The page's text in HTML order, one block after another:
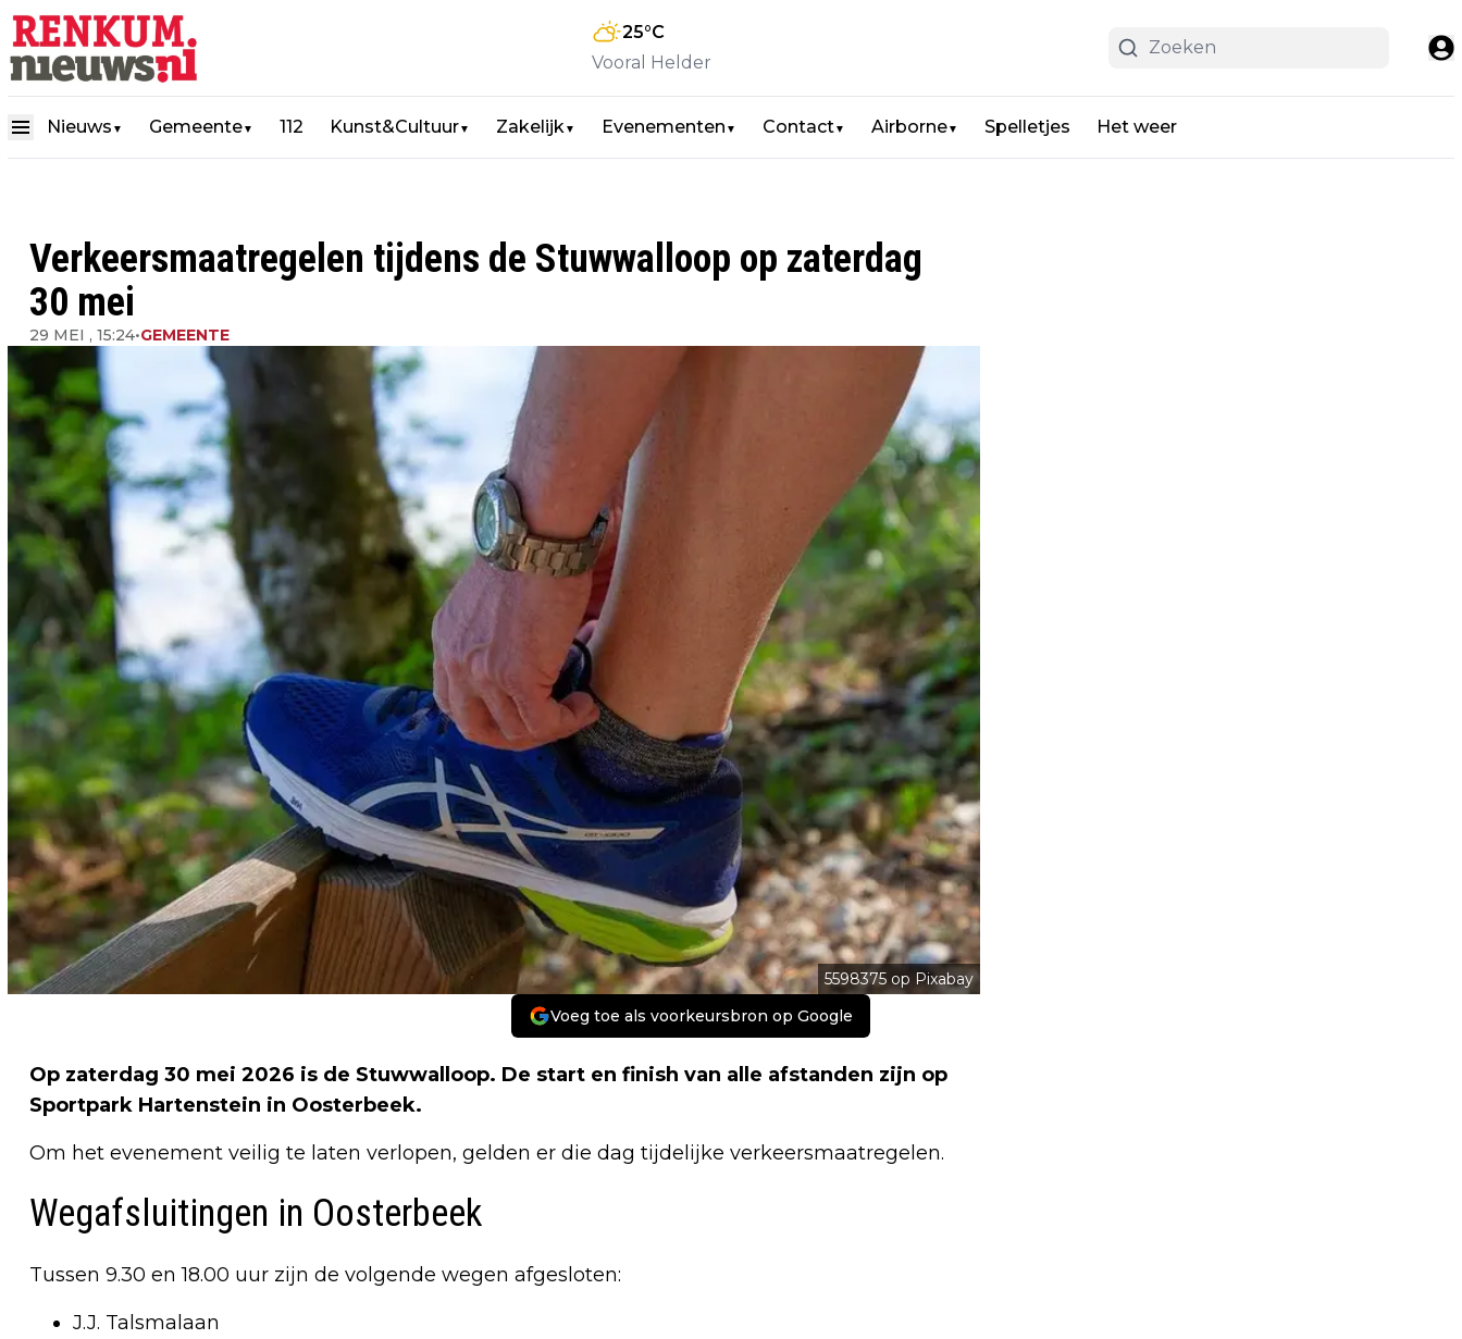
25°C
Vooral Helder
Nieuws ▼ Gemeente▼ 112 Kunst&Cultuur▼ Zakelijk▼ Evenementen ▼ Contact▼ Airborne▼ Spelletjes Het weer
Verkeersmaatregelen tijdens de Stuwwalloop op zaterdag
30 mei
29 MEI , 15:24•GEMEENTE
5598375 op Pixabay
Voeg toe als voorkeursbron op Google
Op zaterdag 30 mei 2026 is de Stuwwalloop. De start en finish van alle afstanden zijn op
Sportpark Hartenstein in Oosterbeek.
Om het evenement veilig te laten verlopen, gelden er die dag tijdelijke verkeersmaatregelen.
Wegafsluitingen in Oosterbeek
Tussen 9.30 en 18.00 uur zijn de volgende wegen afgesloten:
J.J. Talsmalaan